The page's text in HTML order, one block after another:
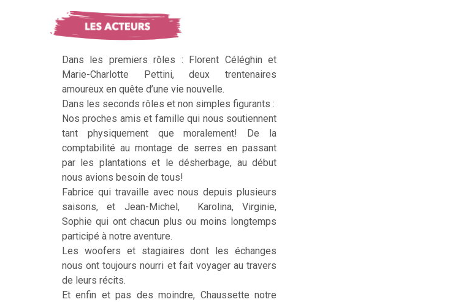
Dans les premiers rôles : Florent Céléghin et
Marie-Charlotte Pettini, deux trentenaires
amoureux en quête d’une vie nouvelle.
Dans les seconds rôles et non simples figurants :
Nos proches amis et famille qui nous soutiennent
tant physiquement que moralement! De la
comptabilité au montage de serres en passant
par les plantations et le désherbage, au début
nous avions besoin de tous!
Fabrice qui travaille avec nous depuis plusieurs
saisons, et Jean-Michel, Karolina, Virginie,
Sophie qui ont chacun plus ou moins longtemps
participé à notre aventure.
Les woofers et stagiaires dont les échanges
nous ont toujours nourri et fait voyager au travers
de leurs récits.
Et enfin et pas des moindre, Chaussette notre